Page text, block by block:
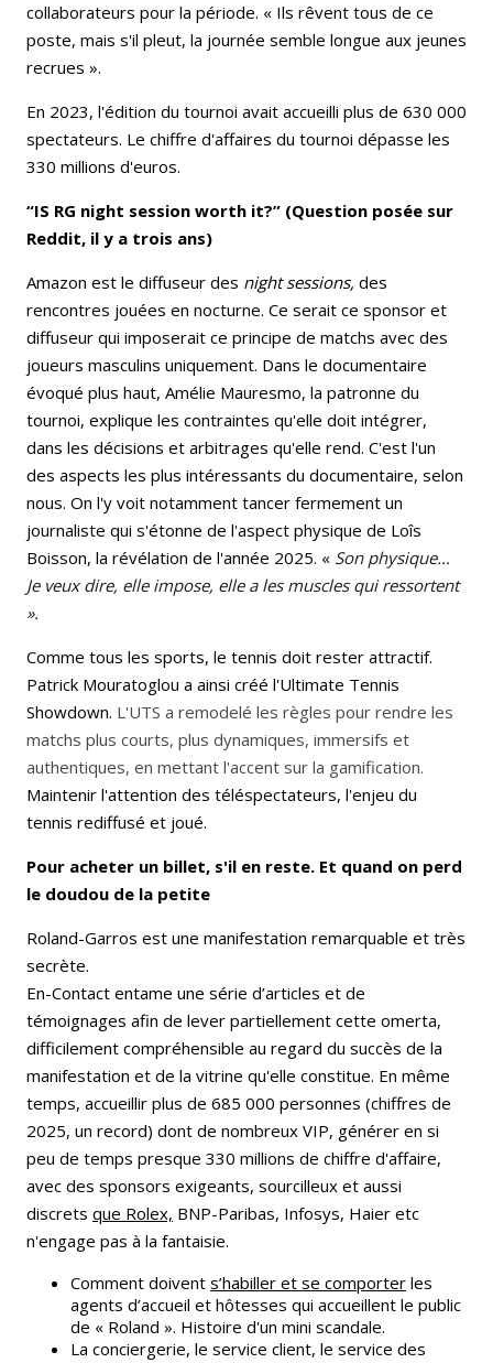
collaborateurs pour la période. « Ils rêvent tous de ce
poste, mais s'il pleut, la journée semble longue aux jeunes
recrues ».
En 2023, l'édition du tournoi avait accueilli plus de 630 000
spectateurs. Le chiffre d'affaires du tournoi dépasse les
330 millions d'euros.
“IS RG night session worth it?” (Question posée sur
Reddit, il y a trois ans)
Amazon est le diffuseur des night sessions, des
rencontres jouées en nocturne. Ce serait ce sponsor et
diffuseur qui imposerait ce principe de matchs avec des
joueurs masculins uniquement. Dans le documentaire
évoqué plus haut, Amélie Mauresmo, la patronne du
tournoi, explique les contraintes qu'elle doit intégrer,
dans les décisions et arbitrages qu'elle rend. C'est l'un
des aspects les plus intéressants du documentaire, selon
nous. On l'y voit notamment tancer fermement un
journaliste qui s'étonne de l'aspect physique de Loîs
Boisson, la révélation de l'année 2025. « Son physique...
Je veux dire, elle impose, elle a les muscles qui ressortent
».
Comme tous les sports, le tennis doit rester attractif.
Patrick Mouratoglou a ainsi créé l'Ultimate Tennis
Showdown. L'UTS a remodelé les règles pour rendre les
matchs plus courts, plus dynamiques, immersifs et
authentiques, en mettant l'accent sur la gamification.
Maintenir l'attention des téléspectateurs, l'enjeu du
tennis rediffusé et joué.
Pour acheter un billet, s'il en reste. Et quand on perd
le doudou de la petite
Roland-Garros est une manifestation remarquable et très
secrète.
En-Contact entame une série d’articles et de
témoignages afin de lever partiellement cette omerta,
difficilement compréhensible au regard du succès de la
manifestation et de la vitrine qu'elle constitue. En même
temps, accueillir plus de 685 000 personnes (chiffres de
2025, un record) dont de nombreux VIP, générer en si
peu de temps presque 330 millions de chiffre d'affaire,
avec des sponsors exigeants, sourcilleux et aussi
discrets que Rolex, BNP-Paribas, Infosys, Haier etc
n'engage pas à la fantaisie.
Comment doivent s’habiller et se comporter les
agents d’accueil et hôtesses qui accueillent le public
de « Roland ». Histoire d'un mini scandale.
La conciergerie, le service client, le service des